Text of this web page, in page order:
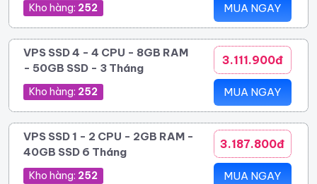
Kho hàng: 252 MUA NGAY
VPS SSD 4 - 4 CPU - 8GB RAM
- 50GB SSD - 3 Tháng
Kho hàng: 252
3.111.900đ
MUA NGAY
VPS SSD 1 - 2 CPU - 2GB RAM -
40GB SSD 6 Tháng
Kho hàng: 252
3.187.800đ
MUA NGAY